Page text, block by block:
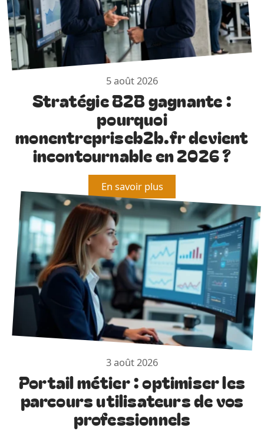
5 août 2026
Stratégie B2B gagnante :
pourquoi
monentrepriseb2b.fr devient
incontournable en 2026 ?
En savoir plus
3 août 2026
Portail métier : optimiser les
parcours utilisateurs de vos
professionnels